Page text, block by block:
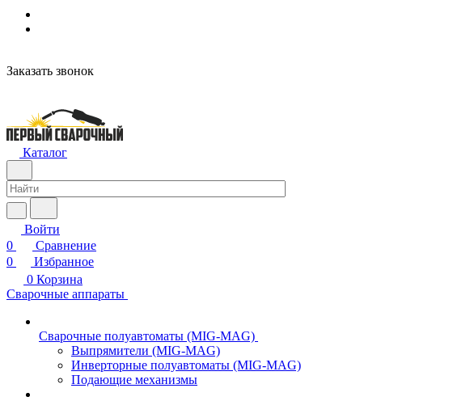
Заказать звонок
Каталог
Войти
0
Сравнение
0
Избранное
0 Корзина
Сварочные аппараты
Сварочные полуавтоматы (MIG-MAG)
Выпрямители (MIG-MAG)
Инверторные полуавтоматы (MIG-MAG)
Подающие механизмы